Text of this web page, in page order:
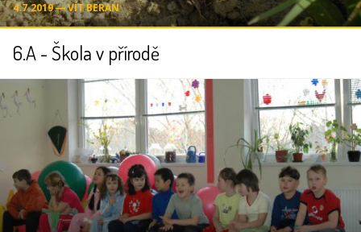
4.7.2019 ― VÍT BERAN
6.A - Škola v přírodě